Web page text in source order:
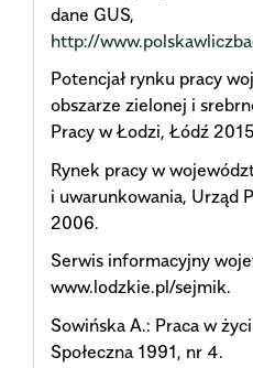
dane GUS,
http://
Potencjał rynku pracy
obszarze zielonej i
Pracy w Łodzi, Łódź
Rynek pracy w
i uwarunkowania, Urząd
2006.
Serwis informacyjny
www.lodzkie.pl/sejmik.
Sowińska A.: Praca w
Społeczna 1991, nr 4.